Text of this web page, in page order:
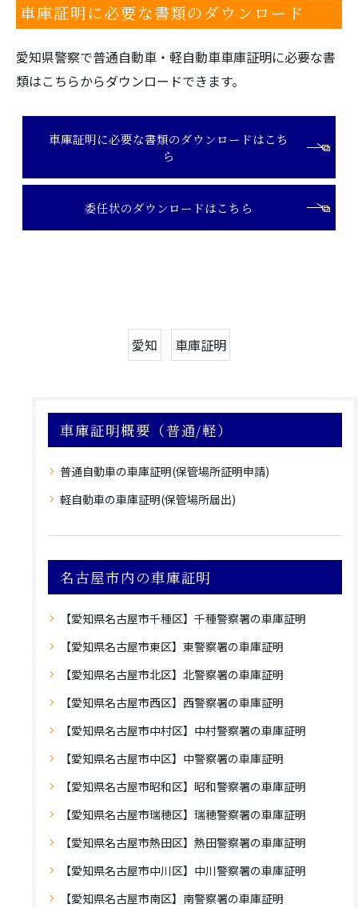
車庫証明に必要な書類のダウンロード
愛知県警察で普通自動車・軽自動車車庫証明に必要な書
類はこちらからダウンロードできます。
車庫証明に必要な書類のダウンロードはこち
ら
委任状のダウンロードはこちら
愛知 車庫証明
車庫証明概要（普通/軽）
普通自動車の車庫証明(保管場所証明申請)
軽自動車の車庫証明(保管場所届出)
名古屋市内の車庫証明
【愛知県名古屋市千種区】千種警察署の車庫証明
【愛知県名古屋市東区】東警察署の車庫証明
【愛知県名古屋市北区】北警察署の車庫証明
【愛知県名古屋市西区】西警察署の車庫証明
【愛知県名古屋市中村区】中村警察署の車庫証明
【愛知県名古屋市中区】中警察署の車庫証明
【愛知県名古屋市昭和区】昭和警察署の車庫証明
【愛知県名古屋市瑞穂区】瑞穂警察署の車庫証明
【愛知県名古屋市熱田区】熱田警察署の車庫証明
【愛知県名古屋市中川区】中川警察署の車庫証明
【愛知県名古屋市南区】南警察署の車庫証明